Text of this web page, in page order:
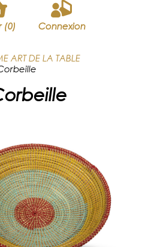
(0) Connexion
ART DE LA TABLE